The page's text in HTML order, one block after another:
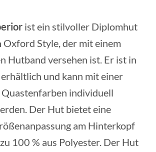
ist ein stilvoller Diplomhut
Oxford Style, der mit einem
Hutband versehen ist. Er ist in
und kann mit einer
individuell
Der Hut bietet eine
am Hinterkopf
100 % aus Polyester. Der Hut